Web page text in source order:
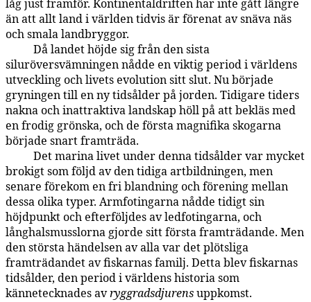
låg just framför. Kontinentaldriften har inte gått längre
än att allt land i världen tidvis är förenat av snäva näs
och smala landbryggor.
Då landet höjde sig från den sista
siluröversvämningen nådde en viktig period i världens
utveckling och livets evolution sitt slut. Nu började
gryningen till en ny tidsålder på jorden. Tidigare tiders
nakna och inattraktiva landskap höll på att bekläs med
en frodig grönska, och de första magnifika skogarna
började snart framträda.
Det marina livet under denna tidsålder var mycket
brokigt som följd av den tidiga artbildningen, men
senare förekom en fri blandning och förening mellan
dessa olika typer. Armfotingarna nådde tidigt sin
höjdpunkt och efterföljdes av ledfotingarna, och
långhalsmusslorna gjorde sitt första framträdande. Men
den största händelsen av alla var det plötsliga
framträdandet av fiskarnas familj. Detta blev fiskarnas
tidsålder, den period i världens historia som
kännetecknades avryggradsdjurensuppkomst.